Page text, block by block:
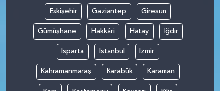
Eskişehir Gaziantep Giresun
Gümüşhane Hakkâri Hatay Iğdır
Isparta İstanbul İzmir
Kahramanmaraş Karabük Karaman